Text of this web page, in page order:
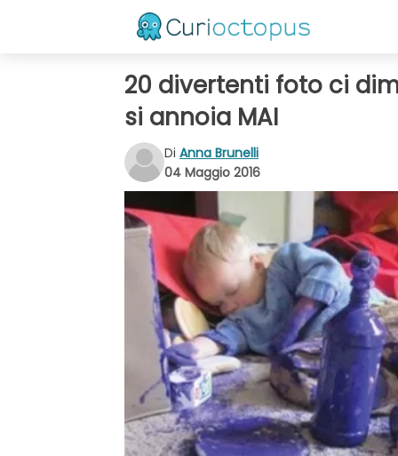
20 divertenti foto ci
si annoia MAI
Di Anna Brunelli
04 Maggio 2016